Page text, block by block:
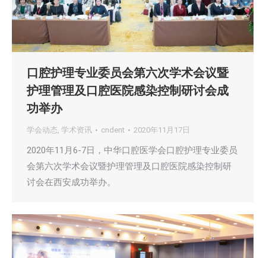
口腔护理专业委员会第六次学术会议暨
护理管理及口腔医院感染控制研讨会成
功举办
学会动态, 学术资讯 cndent 2020年11月17日
2020年11月6-7日，中华口腔医学会口腔护理专业委员
会第六次学术会议暨护理管理及口腔医院感染控制研
讨会在西安成功举办。